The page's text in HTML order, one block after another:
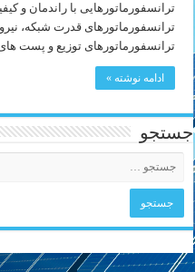
ترانسفورماتورهایی با راندمان و
ترانسفورماتورهای قدرت شبکه،
ترانسفورماتورهای توزیع و پست
ادامه نوشته »
جستجو